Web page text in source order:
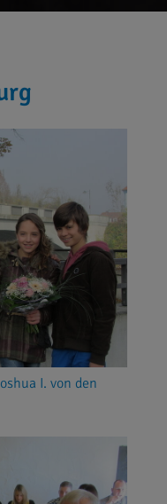
I. von den